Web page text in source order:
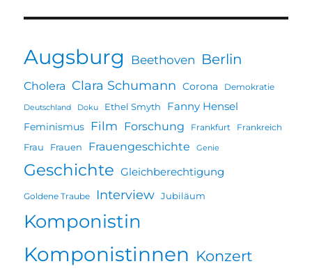
Augsburg Beethoven Berlin
Cholera Clara Schumann Corona Demokratie
Deutschland Doku Ethel Smyth Fanny Hensel
Feminismus Film Forschung Frankfurt Frankreich
Frau Frauen Frauengeschichte Genie
Geschichte Gleichberechtigung
Goldene Traube Interview Jubiläum
Komponistin
Komponistinnen Konzert